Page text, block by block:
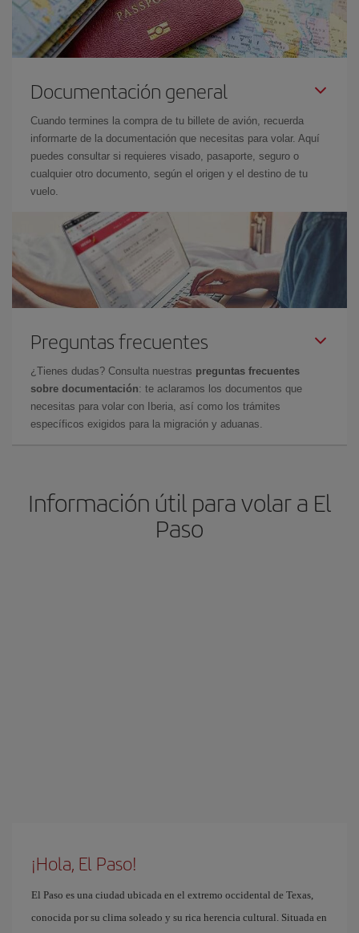
Documentación general
Cuando termines la compra de tu billete de avión, recuerda
informarte de la documentación que necesitas para volar. Aquí
puedes consultar si requieres visado, pasaporte, seguro o
cualquier otro documento, según el origen y el destino de tu
vuelo.
Preguntas frecuentes
¿Tienes dudas? Consulta nuestras preguntas frecuentes
sobre documentación: te aclaramos los documentos que
necesitas para volar con Iberia, así como los trámites
específicos exigidos para la migración y aduanas.
Información útil para volar a El
Paso
¡Hola, El Paso!
El Paso es una ciudad ubicada en el extremo occidental de Texas,
conocida por su clima soleado y su rica herencia cultural. Situada en